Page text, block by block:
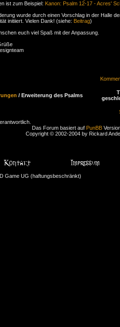
ist zum Beispiel: Kanon: Psalm 12-17 - Acres'
wurde durch einen Vorschlag in der Halle
initiiert. Vielen Dank! (siehe: Beitrag)
euch viel Spaß mit der Anpassung.
/ Erweiterung des Psalms
Das Forum basiert auf PunBB
Copyright © 2002-2004 by Rickard
Game UG (haftungsbeschränkt)